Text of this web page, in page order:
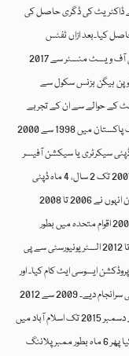
یونیورسٹی سے ڈاکٹریٹ کی ڈگری حاصل کی
حاصل کیا۔بعد ازاں ٹفٹس
یونیورسٹی سے سمر فیلوشپ 2016 میں حاصل کیا۔ یونیورسٹی آف ویسٹ منسٹر سے 2017
ہیگن بزنس سکول سے
کے حوالے سے ان کے تجربے
کی بات کی جائے تو انہوں نے اپنی ملازمت کا آغاز گورنمنٹ آف پاکستان میں 1998 سے 2000
سیکرٹری یا سیکشن آفیسر
2000 سے 2005 تک تعینات رہے۔ جنوری 2005 سے اپریل 2007 تک 2 سال، 4 ماہ ڈپٹی
ڈائریکٹر / اسسٹنٹ ڈائریکٹر تعینات رہے۔ یاد رہے کہ اسی دوران انہوں نے 2006 تا 2008
ورچوئل یونیورسٹی سے ایم بی اے بھی کیا جبکہ اپریل 2007-2009 اقوام متحدہ میں بطور
سٹریٹیجک اسپیشلسٹ بھی ذمہ داریاں سرانجام دیں۔ 2009 تا 2012 السٹر یونیورسٹی سے پی
نے لندن میں بی بی سی میں 6 ماہ بطور پروڈکشن ایسوسی ایٹ کام کیا۔ اور
6 ماہ آئی ٹی وی نیوز میں بطور پروڈکشن ایسوسی ایٹ فرائض بھی سرانجام دیے۔ 2009 سے 2012
تک انگلینڈ سے پی ایچ ڈی کے دوران انہوں نے اکتوبر 2009 سے دسمبر 2015 تک اسلام آباد میں
گورنمنٹ آف پاکستان میں ڈائیریکٹر کے عہدے پر بھی کام کیا پھر 6 ماہ بطور ممبر پلاننگ